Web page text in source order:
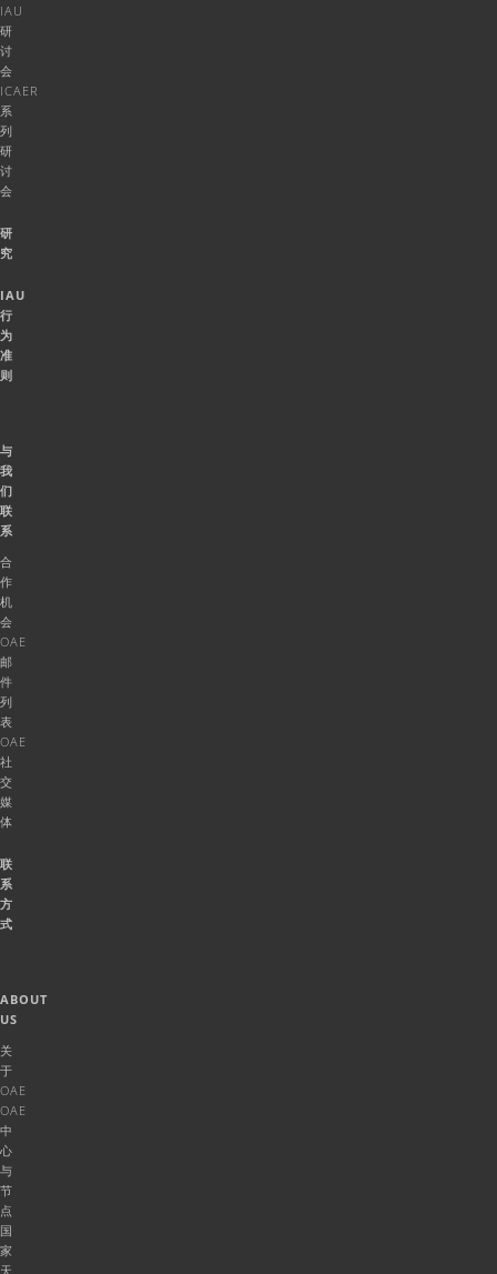
IAU
研
讨
会
ICAER
系
列
研
讨
会
研
究
IAU
行
为
准
则
与
我
们
联
系
合
作
机
会
OAE
邮
件
列
表
OAE
社
交
媒
体
联
系
方
式
ABOUT
US
关
于
OAE
OAE
中
心
与
节
点
国
家
天